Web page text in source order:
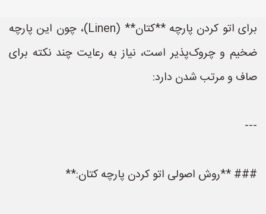
برای اتو کردن پارچه **کتان** (Linen)، چون این پارچه
ضخیم و چروک‌پذیر است، نیاز به رعایت چند نکته برای
صاف و مرتب شدن دارد:
---
### **روش اصولی اتو کردن پارچه کتان:**